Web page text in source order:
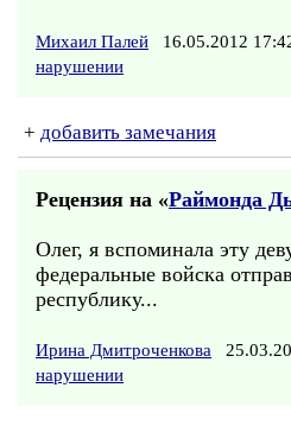
Михаил Палей 16.05.2012
нарушении
+ добавить замечания
Рецензия на «Раймонда
Олег, я вспоминала эту
федеральные войска
республику...
Ирина Дмитроченкова
нарушении